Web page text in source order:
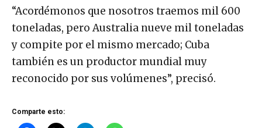
“Acordémonos que nosotros traemos mil 600
toneladas, pero Australia nueve mil toneladas
y compite por el mismo mercado; Cuba
también es un productor mundial muy
reconocido por sus volúmenes”, precisó.
Comparte esto: